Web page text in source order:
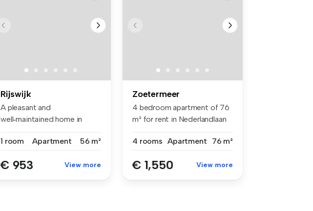
Rijswijk
A pleasant and
well‑maintained home in
1 room
Apartment 56 m²
€ 953 View more
Zoetermeer
4 bedroom apartment of 76
m² for rent in Nederlandlaan
4 rooms Apartment 76 m²
€ 1,550 View more